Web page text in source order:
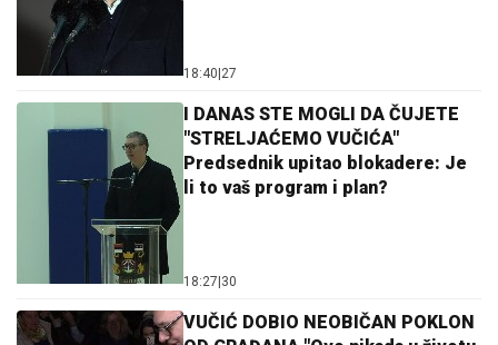
18:40|27
I DANAS STE MOGLI DA ČUJETE
"STRELJAĆEMO VUČIĆA"
Predsednik upitao blokadere: Je
li to vaš program i plan?
18:27|30
VUČIĆ DOBIO NEOBIČAN POKLON